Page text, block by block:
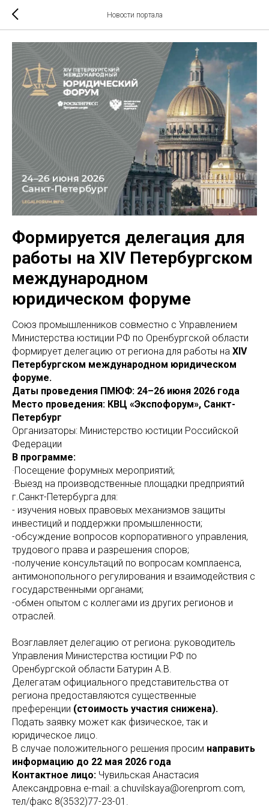
Новости портала
Формируется делегация для
работы на XIV Петербургском
международном
юридическом форуме
Союз промышленников совместно с Управлением
Министерства юстиции РФ по Оренбургской области
формирует делегацию от региона для работы на XIV
Петербургском международном юридическом
форуме.
Даты проведения ПМЮФ: 24–26 июня 2026 года
Место проведения: КВЦ «Экспофорум», Санкт-
Петербург
Организаторы: Министерство юстиции Российской
Федерации
В программе:
·Посещение форумных мероприятий;
·Выезд на производственные площадки предприятий
г.Санкт-Петербурга для:
- изучения новых правовых механизмов защиты
инвестиций и поддержки промышленности;
-обсуждение вопросов корпоративного управления,
трудового права и разрешения споров;
-получение консультаций по вопросам комплаенса,
антимонопольного регулирования и взаимодействия с
государственными органами;
-обмен опытом с коллегами из других регионов и
отраслей.
Возглавляет делегацию от региона: руководитель
Управления Министерства юстиции РФ по
Оренбургской области Батурин А.В.
Делегатам официального представительства от
региона предоставляются существенные
преференции (стоимость участия снижена).
Подать заявку может как физическое, так и
юридическое лицо.
В случае положительного решения просим направить
информацию до 22 мая 2026 года
Контактное лицо: Чувильская Анастасия
Александровна e-mail: a.chuvilskaya@orenprom.com,
тел/факс 8(3532)77-23-01.